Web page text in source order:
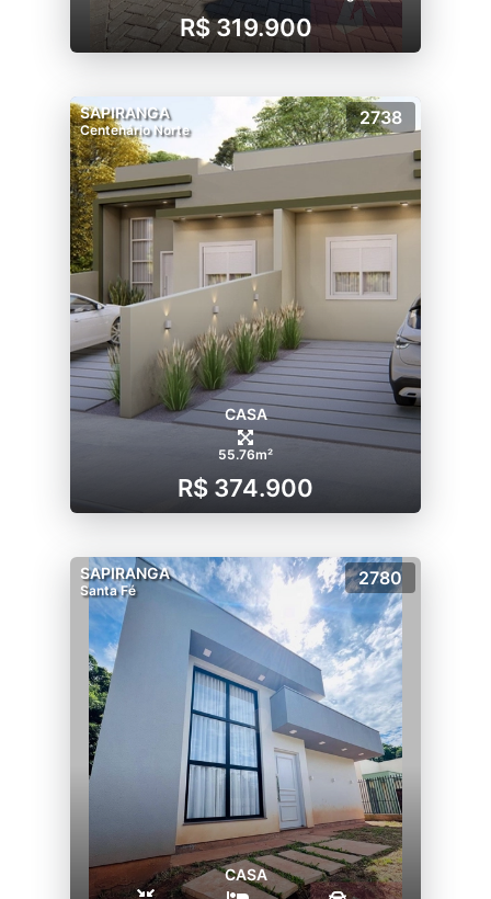
R$ 319.900
SAPIRANGA
Centenário Norte
2738
CASA
55.76m²
R$ 374.900
SAPIRANGA
Santa Fé
2780
CASA